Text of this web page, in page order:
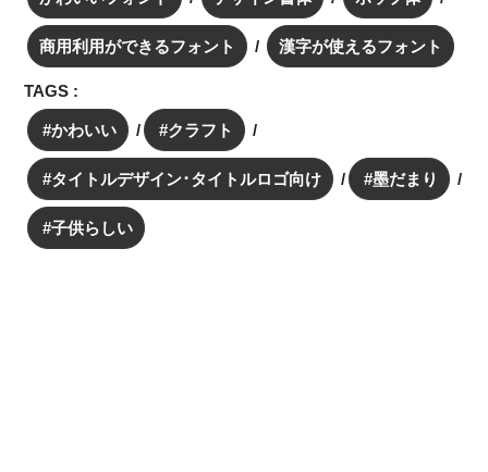
商用利用ができるフォント 漢字が使えるフォント
TAGS :
かわいい クラフト
タイトルデザイン･タイトルロゴ向け 墨だまり
子供らしい